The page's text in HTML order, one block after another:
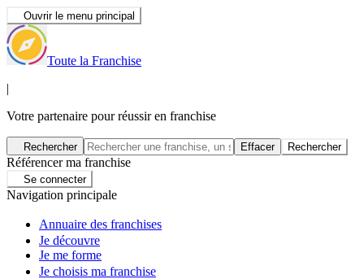
Ouvrir le menu principal
Toute la Franchise
|
Votre partenaire pour réussir en franchise
Rechercher Effacer Rechercher
Référencer ma franchise
Se connecter
Navigation principale
Annuaire des franchises
Je découvre
Je me forme
Je choisis ma franchise